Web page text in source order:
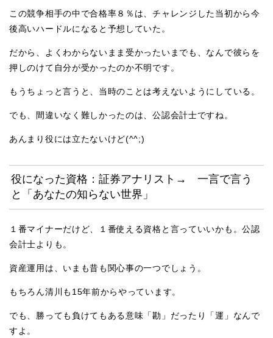
この競争相手の中で合格率８％は、チャレンジした当初から今
後高いハードルになると予想していた。
だから、よくわからないまま受かったいまでも、なんで彼らを
押しのけて自分が受かったのか不明です。
もうちょっと言うと、当時のことは考えないようにしている。
でも、間違いなく難しかったのは、公認会計士ですね。
あんまり役には立たないけど(^^;)
役になった資格：証券アナリスト→ 一言で言う
と「あなたの知らない世界」
１番マイナーだけど、１番使える資格と言っていいかも。公認
会計士よりも。
資産運用は、いまも昔も関心事の一つでしょう。
もちろん清川も15年前からやっています。
でも、勝っても負けてもある意味「勘」だったり「運」なんで
すよ。